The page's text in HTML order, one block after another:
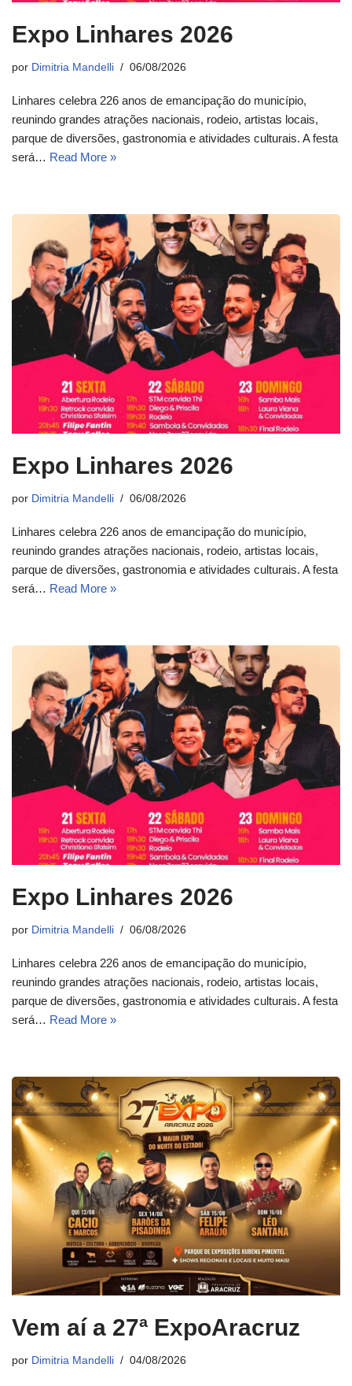
Expo Linhares 2026
por Dimitria Mandelli 06/08/2026
Linhares celebra 226 anos de emancipação do município,
reunindo grandes atrações nacionais, rodeio, artistas locais,
parque de diversões, gastronomia e atividades culturais. A festa
será… Read More »
Expo Linhares 2026
por Dimitria Mandelli 06/08/2026
Linhares celebra 226 anos de emancipação do município,
reunindo grandes atrações nacionais, rodeio, artistas locais,
parque de diversões, gastronomia e atividades culturais. A festa
será… Read More »
Expo Linhares 2026
por Dimitria Mandelli 06/08/2026
Linhares celebra 226 anos de emancipação do município,
reunindo grandes atrações nacionais, rodeio, artistas locais,
parque de diversões, gastronomia e atividades culturais. A festa
será… Read More »
Vem aí a 27ª ExpoAracruz
por Dimitria Mandelli 04/08/2026